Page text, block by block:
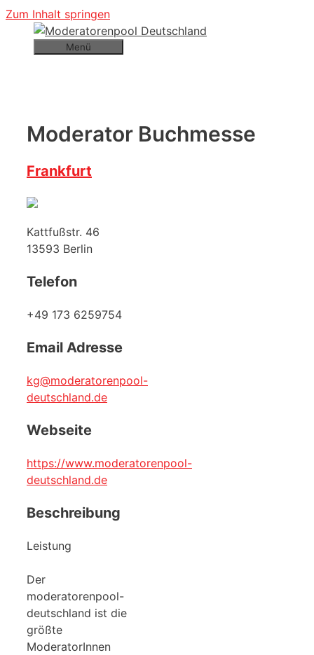
Zum Inhalt springen
Menü
Moderator Buchmesse
Frankfurt
Kattfußstr. 46
13593 Berlin
Telefon
+49 173 6259754
Email Adresse
kg@moderatorenpool-
deutschland.de
Webseite
https://www.moderatorenpool-
deutschland.de
Beschreibung
Leistung
Der
moderatorenpool-
deutschland ist die
größte
ModeratorInnen